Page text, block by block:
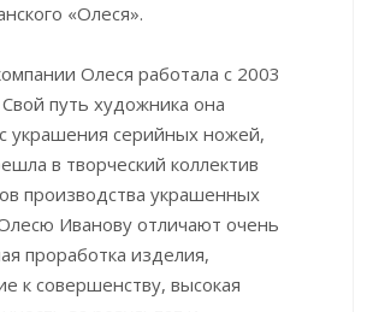
«Олеся».
Олеся работала с 2003
путь художника она
украшения серийных ножей,
в творческий коллектив
производства украшенных
Иванову отличают очень
проработка изделия,
к совершенству, высокая